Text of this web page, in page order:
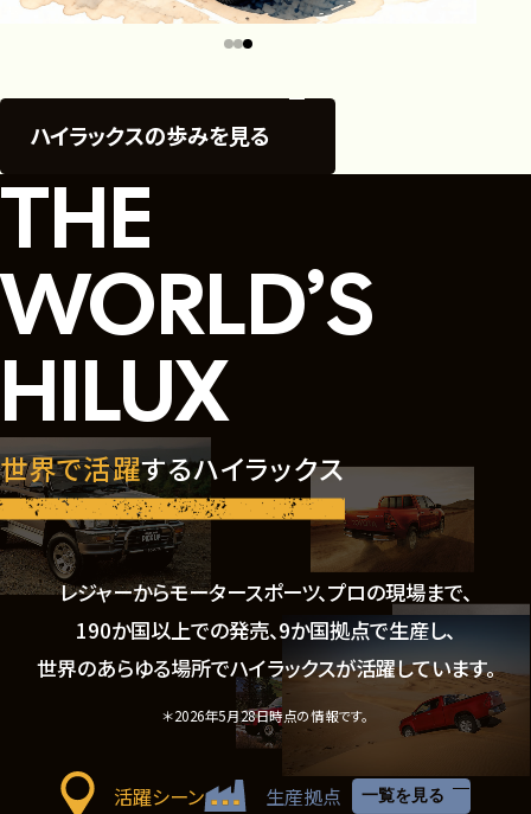
ハイラックスの歩みを見る
THE
WORLD’S
HILUX
世界で活躍するハイラックス
レジャーからモータースポーツ、プロの現場まで、
190か国以上での発売、9か国拠点で生産し、
世界のあらゆる場所でハイラックスが活躍しています。
＊2026年5月28日時点の情報です。
活躍シーン 生産拠点 一覧を見る